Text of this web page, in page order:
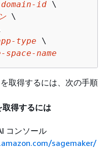
id \
\
type \
space-name
を取得するには、次の手順
取得するには
コンソール
sagemaker/